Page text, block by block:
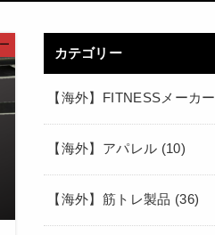
カテゴリー
【海外】FITNESSメーカー
【海外】アパレル (10)
【海外】筋トレ製品 (36)